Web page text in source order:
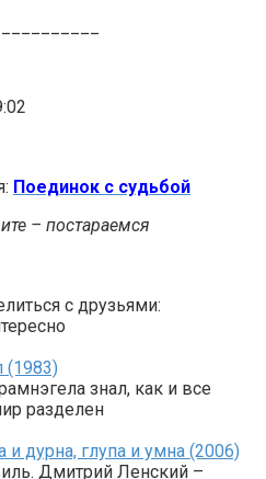
Поединок с судьбой
– постараемся
с друзьями:
(1983)
знал, как и все
разделен
дурна, глупа и умна (2006)
Дмитрий Ленский –